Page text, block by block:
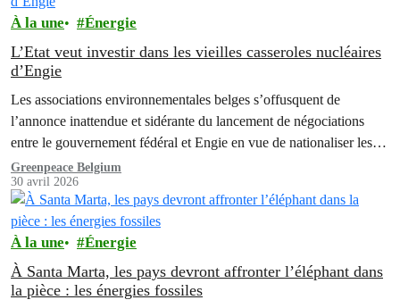
À la une Énergie
L’Etat veut investir dans les vieilles casseroles nucléaires
d’Engie
Les associations environnementales belges s’offusquent de
l’annonce inattendue et sidérante du lancement de négociations
entre le gouvernement fédéral et Engie en vue de nationaliser les
anciennes centrales nucléaires. Une décision qui constitue une
mauvaise nouvelle à la fois pour la transition énergétique, le climat,
mais aussi pour le contribuable.
Greenpeace Belgium
30 avril 2026
À la une Énergie
À Santa Marta, les pays devront affronter l’éléphant dans
la pièce : les énergies fossiles